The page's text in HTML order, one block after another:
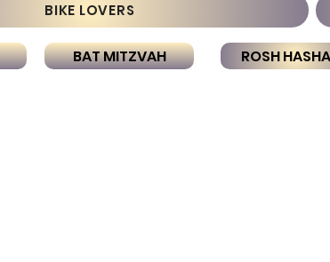
BIKE LOVERS
BAT MITZVAH ROSH